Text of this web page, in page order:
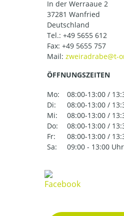
In der Werraaue 2
37281 Wanfried
Deutschland
Tel.: +49 5655 612
Fax: +49 5655 757
Mail:
ÖFFNUNGSZEITEN
Mo:
08:00-13:00 /
Di:
08:00-13:00 /
Mi:
08:00-13:00 /
Do:
08:00-13:00 /
Fr:
08:00-13:00 /
Sa:
09:00 - 13:00 Uhr